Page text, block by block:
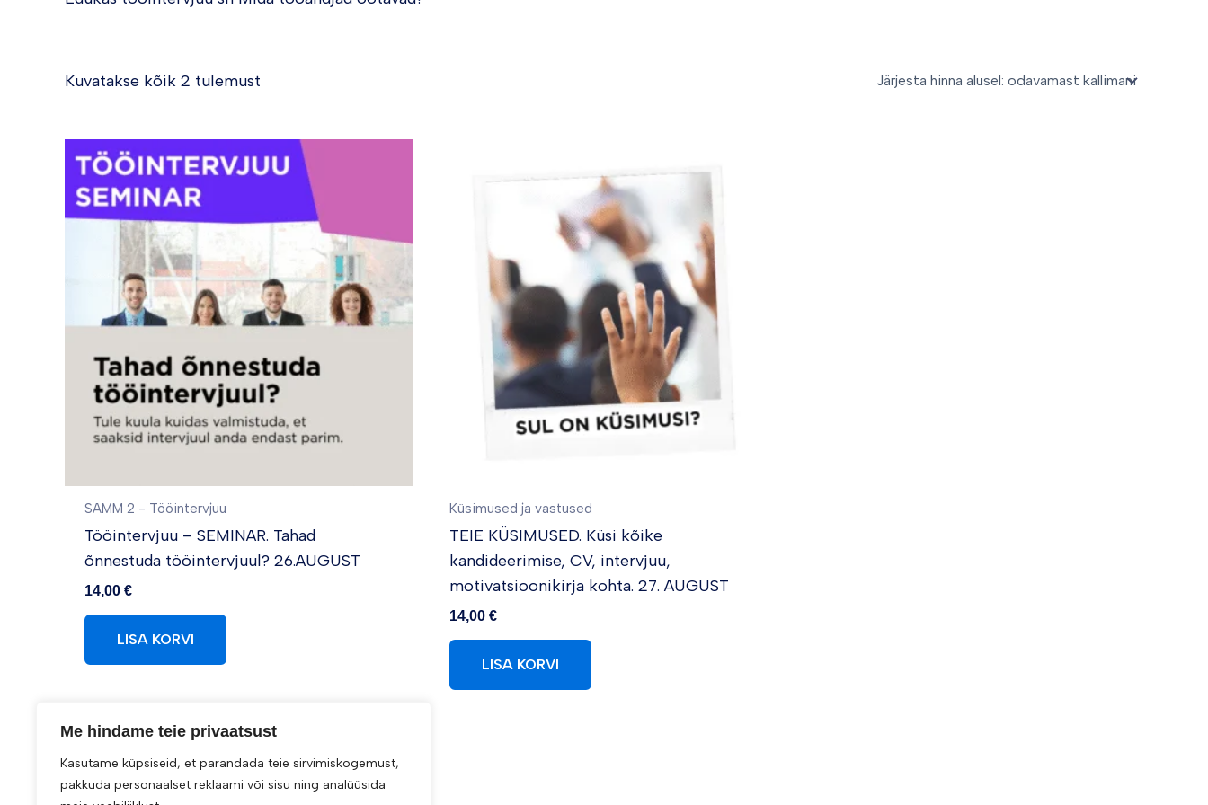
Me hindame teie privaatsust
Kasutame küpsiseid, et parandada teie sirvimiskogemust,
pakkuda personaalset reklaami või sisu ning analüüsida
Kuvatakse kõik 2 tulemust
SAMM 2 - Tööintervjuu
Tööintervjuu – SEMINAR. Tahad
õnnestuda tööintervjuul? 26.AUGUST
14,00 €
LISA KORVI
Küsimused ja vastused
TEIE KÜSIMUSED. Küsi kõike
kandideerimise, CV, intervjuu,
motivatsioonikirja kohta. 27. AUGUST
14,00€
LISA KORVI